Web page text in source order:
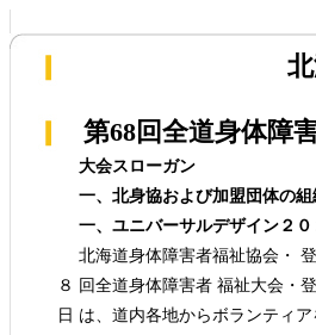
第68回全道身体障
大会スローガン
一、北身協および加盟団体の組
一、ユニバーサルデザイン２０
北海道身体障害者福祉協会・ 登
８ 回全道身体障害者 福祉大会・
日 は、道内各地からボランティ